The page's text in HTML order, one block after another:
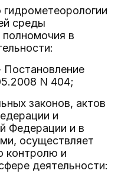
среды
в
Постановление
N 404;
законов, актов
и
Федерации и в
осуществляет
контролю и
деятельности: